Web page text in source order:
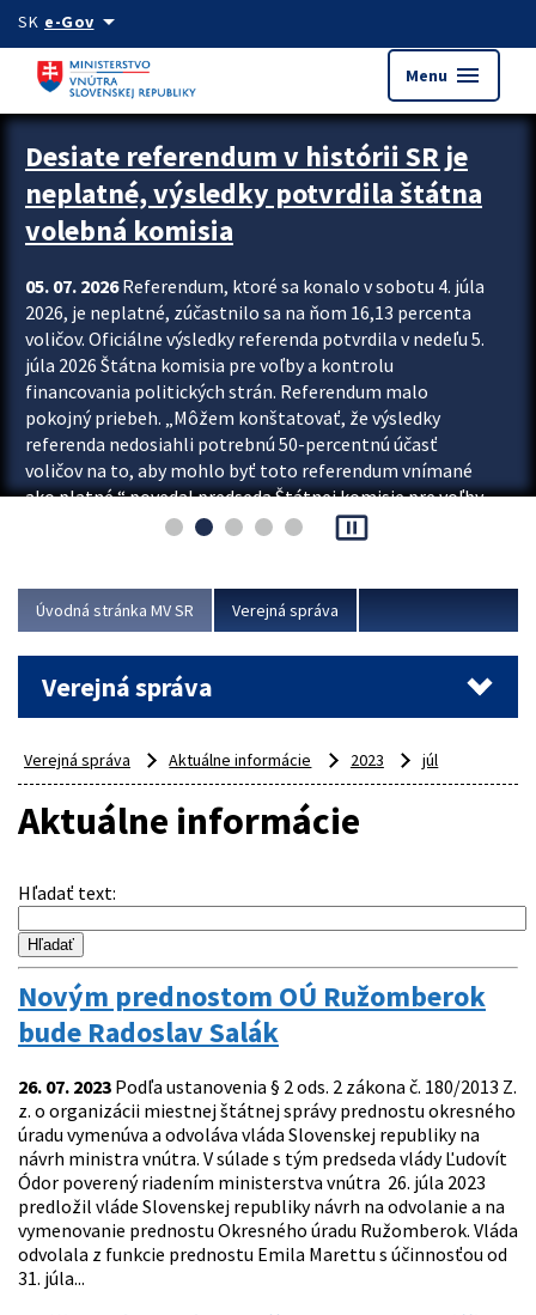
Preskocit na hlavný obsah
SK e-Govarrow_drop_down
Menu menu
Zastavit automatický posun upútavok
Desiate referendum v histórii SR je
neplatné, výsledky potvrdila štátna
volebná komisia
05. 07. 2026Referendum, ktoré sa konalo v sobotu 4. júla
2026, je neplatné, zúčastnilo sa na ňom 16,13 percenta
voličov. Oficiálne výsledky referenda potvrdila v nedeľu 5.
júla 2026 Štátna komisia pre voľby a kontrolu
financovania politických strán. Referendum malo
pokojný priebeh. „Môžem konštatovať, že výsledky
referenda nedosiahli potrebnú 50-percentnú účasť
voličov na to, aby mohlo byť toto referendum vnímané
ako platné,“ povedal predseda Štátnej komisie pre voľby
a kontrolu financovania politických...
pause_presentation
Úvodná stránka MV SR Verejná správa
Verejná správa
Verejná správa Aktuálne informácie 2023 júl
Aktuálne informácie
Hľadať text:
Novým prednostom OÚ Ružomberok
bude Radoslav Salák
26. 07. 2023 Podľa ustanovenia § 2 ods. 2 zákona č. 180/2013 Z.
z. o organizácii miestnej štátnej správy prednostu okresného
úradu vymenúva a odvoláva vláda Slovenskej republiky na
návrh ministra vnútra. V súlade s tým predseda vlády Ľudovít
Ódor poverený riadením ministerstva vnútra 26. júla 2023
predložil vláde Slovenskej republiky návrh na odvolanie a na
vymenovanie prednostu Okresného úradu Ružomberok. Vláda
odvolala z funkcie prednostu Emila Marettu s účinnosťou od
31. júla...